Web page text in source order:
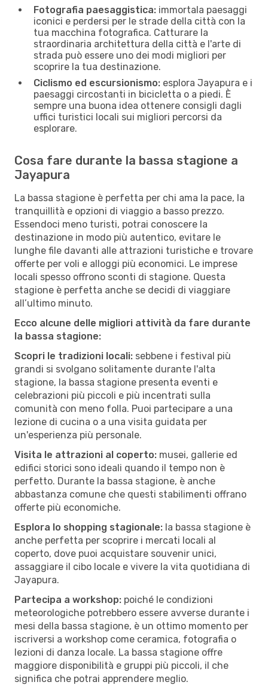
Fotografia paesaggistica: immortala paesaggi
iconici e perdersi per le strade della città con la
tua macchina fotografica. Catturare la
straordinaria architettura della città e l'arte di
strada può essere uno dei modi migliori per
scoprire la tua destinazione.
Ciclismo ed escursionismo: esplora Jayapura e i
paesaggi circostanti in bicicletta o a piedi. È
sempre una buona idea ottenere consigli dagli
uffici turistici locali sui migliori percorsi da
esplorare.
Cosa fare durante la bassa stagione a
Jayapura
La bassa stagione è perfetta per chi ama la pace, la
tranquillità e opzioni di viaggio a basso prezzo.
Essendoci meno turisti, potrai conoscere la
destinazione in modo più autentico, evitare le
lunghe file davanti alle attrazioni turistiche e trovare
offerte per voli e alloggi più economici. Le imprese
locali spesso offrono sconti di stagione. Questa
stagione è perfetta anche se decidi di viaggiare
all’ultimo minuto.
Ecco alcune delle migliori attività da fare durante
la bassa stagione:
Scopri le tradizioni locali: sebbene i festival più
grandi si svolgano solitamente durante l'alta
stagione, la bassa stagione presenta eventi e
celebrazioni più piccoli e più incentrati sulla
comunità con meno folla. Puoi partecipare a una
lezione di cucina o a una visita guidata per
un'esperienza più personale.
Visita le attrazioni al coperto: musei, gallerie ed
edifici storici sono ideali quando il tempo non è
perfetto. Durante la bassa stagione, è anche
abbastanza comune che questi stabilimenti offrano
offerte più economiche.
Esplora lo shopping stagionale: la bassa stagione è
anche perfetta per scoprire i mercati locali al
coperto, dove puoi acquistare souvenir unici,
assaggiare il cibo locale e vivere la vita quotidiana di
Jayapura.
Partecipa a workshop: poiché le condizioni
meteorologiche potrebbero essere avverse durante i
mesi della bassa stagione, è un ottimo momento per
iscriversi a workshop come ceramica, fotografia o
lezioni di danza locale. La bassa stagione offre
maggiore disponibilità e gruppi più piccoli, il che
significa che potrai apprendere meglio.